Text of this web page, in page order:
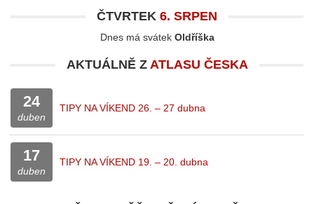
ČTVRTEK 6. SRPEN
Dnes má svátek Oldříška
AKTUÁLNĚ Z ATLASU ČESKA
24
duben
TIPY NA VÍKEND 26. – 27 dubna
17
duben
TIPY NA VÍKEND 19. – 20. dubna